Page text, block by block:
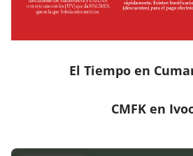
El Tiempo en
CMFK en